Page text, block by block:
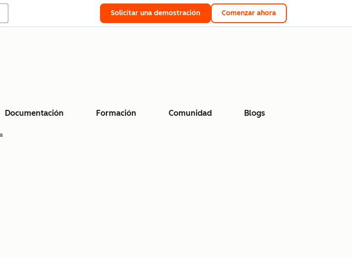
Solicitar una demostración Comenzar ahora
Documentación Formación Comunidad Blogs